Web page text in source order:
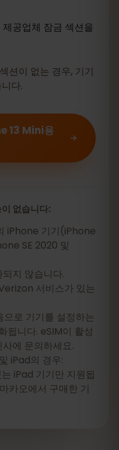
공업체 잠금 섹션을
션이 없는 경우, 기기
다.
13 Mini용
없습니다:
iPhone 기기(iPhone
SE 2020 및
지 않습니다.
서비스가 있는
로 기기를 설정하는
됩니다. eSIM이 활성
에 문의하세요.
iPad의 경우:
iPad 기기만 지원됩
카오에서 구매한 기